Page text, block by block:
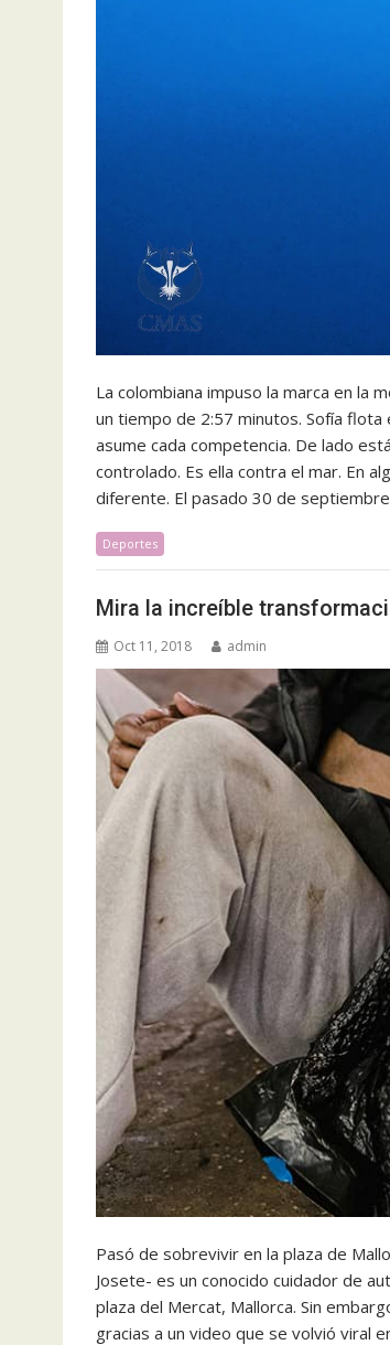
La colombiana impuso la marca en la
un tiempo de 2:57 minutos. Sofía flota
asume cada competencia. De lado
controlado. Es ella contra el mar. En
diferente. El pasado 30 de
Deportes
Mira la increíble
Oct 11, 2018 admin
Pasó de sobrevivir en la plaza de
Josete- es un conocido cuidador de
plaza del Mercat, Mallorca. Sin
gracias a un video que se volvió viral